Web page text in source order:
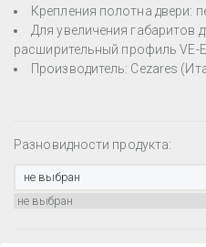
Крепления полотна двери:
Для увеличения габаритов
расширительный профиль VE-
Производитель: Cezares
Разновидности продукта:
не выбран